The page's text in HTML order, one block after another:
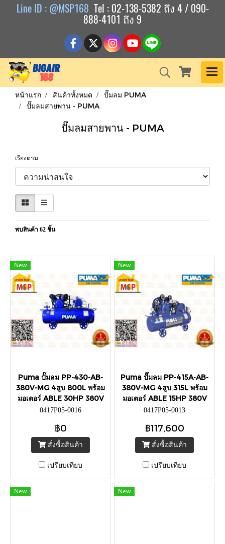
Line ID : @MSP168 Tel : 02-138-5382 ถึง 4 / 090-
888-4101 ถึง 9
หน้าแรก สินค้าทั้งหมด
ปั๊มลม PUMA
ปั๊มลมสายพาน - PUMA
ปั๊มลมสายพาน - PUMA
เรียงตาม
พบสินค้า 62 ชิ้น
New
Puma ปั๊มลม PP-430-AB-
380V-MG 4สูบ 800L พร้อม
มอเตอร์ ABLE 30HP 380V
0417P05-0016
฿0
สั่งซื้อสินค้า
เปรียบเทียบ
New
Puma ปั๊มลม PP-415A-AB-
380V-MG 4สูบ 315L พร้อม
มอเตอร์ ABLE 15HP 380V
0417P05-0013
฿117,600
สั่งซื้อสินค้า
เปรียบเทียบ
New New